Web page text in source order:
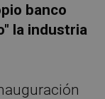
banco
la industria